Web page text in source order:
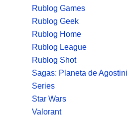
Rublog Games
Rublog Geek
Rublog Home
Rublog League
Rublog Shot
Sagas: Planeta de Agostini
Series
Star Wars
Valorant